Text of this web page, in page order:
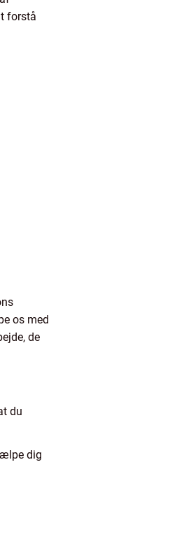
forstå
os med
de
du
dig